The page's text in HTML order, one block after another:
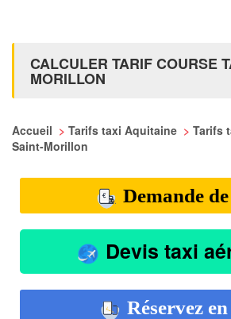
CALCULER TARIF COURSE
MORILLON
Accueil > Tarifs taxi Aquitaine > Tarifs
Saint-Morillon
Demande
Devis taxi
Réservez